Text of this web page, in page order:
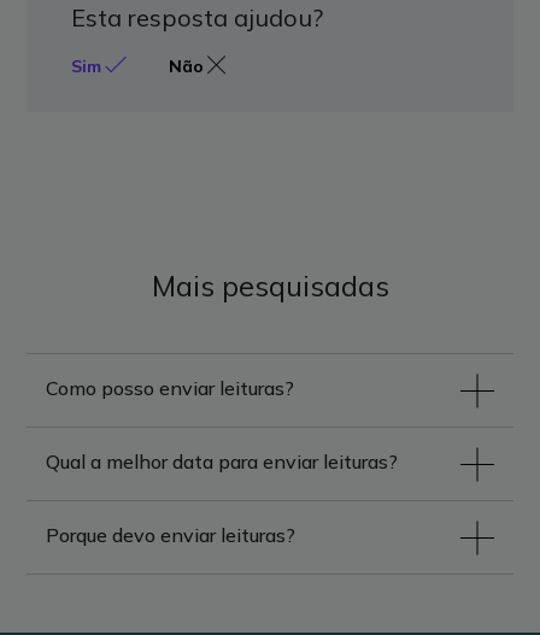
Esta resposta ajudou?
Sim Não
Mais pesquisadas
Como posso enviar leituras?
Qual a melhor data para enviar leituras?
Porque devo enviar leituras?